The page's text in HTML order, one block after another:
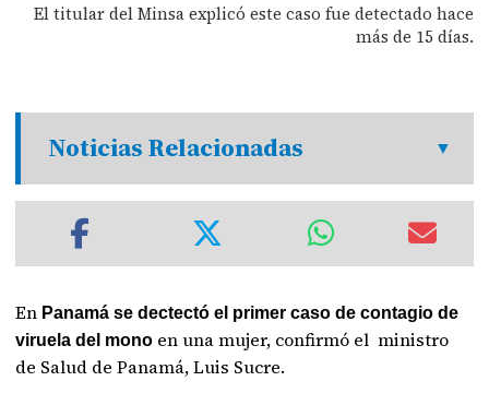
El titular del Minsa explicó este caso fue detectado hace
más de 15 días.
Noticias Relacionadas
En Panamá se dectectó el primer caso de contagio de
viruela del mono en una mujer, confirmó el ministro
de Salud de Panamá, Luis Sucre.